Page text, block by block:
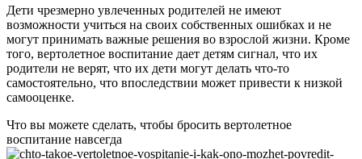
Дети чрезмерно увлеченных родителей не имеют
возможности учиться на своих собственных ошибках и не
могут принимать важные решения во взрослой жизни. Кроме
того, вертолетное воспитание дает детям сигнал, что их
родители не верят, что их дети могут делать что-то
самостоятельно, что впоследствии может привести к низкой
самооценке.
Что вы можете сделать, чтобы бросить вертолетное
воспитание навсегда